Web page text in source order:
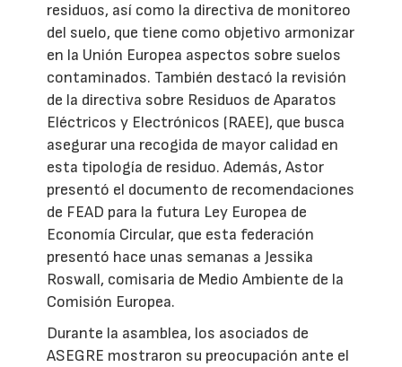
residuos, así como la directiva de monitoreo
del suelo, que tiene como objetivo armonizar
en la Unión Europea aspectos sobre suelos
contaminados. También destacó la revisión
de la directiva sobre Residuos de Aparatos
Eléctricos y Electrónicos (RAEE), que busca
asegurar una recogida de mayor calidad en
esta tipología de residuo. Además, Astor
presentó el documento de recomendaciones
de FEAD para la futura Ley Europea de
Economía Circular, que esta federación
presentó hace unas semanas a Jessika
Roswall, comisaria de Medio Ambiente de la
Comisión Europea.
Durante la asamblea, los asociados de
ASEGRE mostraron su preocupación ante el